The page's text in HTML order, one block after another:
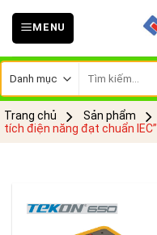
Skip
MENU
kiếm:
Trang chủ Sản phẩm
tích điện năng đạt chuẩn IEC”